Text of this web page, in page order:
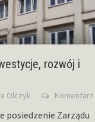
rozwój i
Olczyk Komentarz
posiedzenie Zarządu